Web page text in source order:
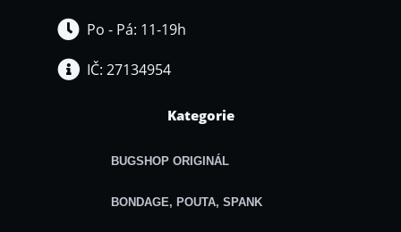
Po - Pá: 11-19h
IČ: 27134954
Kategorie
BUGSHOP ORIGINÁL
BONDAGE, POUTA, SPANK